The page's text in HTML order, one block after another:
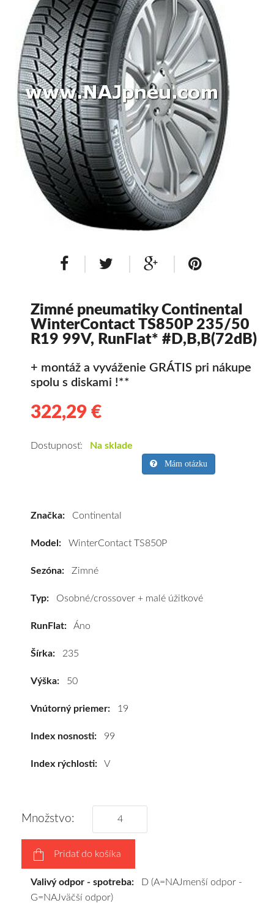
Dodávkové + malé úžitkové
Celoročné pneumatiky
Osobné/crossover + malé úžitkové
SUV/crossover + OFFRoad-ové
Dodávkové + malé úžitkové
Disky
Hliníkové / ALU disky / Elektróny
Puklice na kolesá Kontakt Blog
Zimné pneumatiky Continental
WinterContact TS850P 235/50
R19 99V, RunFlat* #D,B,B(72dB)
+ montáž a vyváženie GRÁTIS pri nákupe
spolu s diskami !**
322,29 €
pneumatiky
WinterContact
RunFlat*
vám
obujeme
výberu
a
pošleme
zadarmo.
Dostupnosť: Na sklade
Mám otázku
Značka: Continental
Model: WinterContact TS850P
Sezóna: Zimné
Typ: Osobné/crossover + malé úžitkové
RunFlat: Áno
Šírka: 235
Výška: 50
Vnútorný priemer: 19
Index nosnosti: 99
Index rýchlosti: V
Množstvo:
Pridať do košíka
Valivý odpor - spotreba: D (A=NAJmenší odpor -
G=NAJväčší odpor)